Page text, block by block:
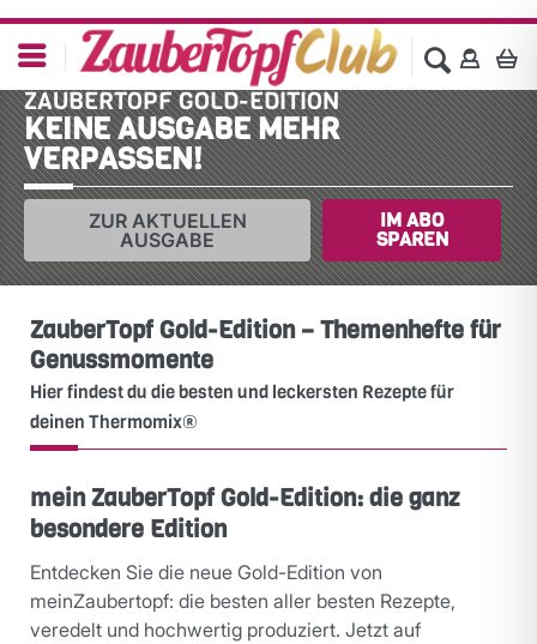
ZAUBERTOPF GOLD-EDITION
KEINE AUSGABE MEHR
VERPASSEN!
ZUR AKTUELLEN
AUSGABE
IM ABO
SPAREN
ZauberTopf Gold-Edition – Themenhefte für
Genussmomente
Hier findest du die besten und leckersten Rezepte für
deinen Thermomix®
mein ZauberTopf Gold-Edition: die ganz
besondere Edition
Entdecken Sie die neue Gold-Edition von
meinZaubertopf: die besten aller besten Rezepte,
veredelt und hochwertig produziert. Jetzt auf